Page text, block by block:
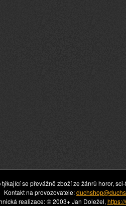
týkající se převážně zboží ze žánrů horor,
Kontakt na provozovatele:
realizace: © 2003+ Jan Doležel,